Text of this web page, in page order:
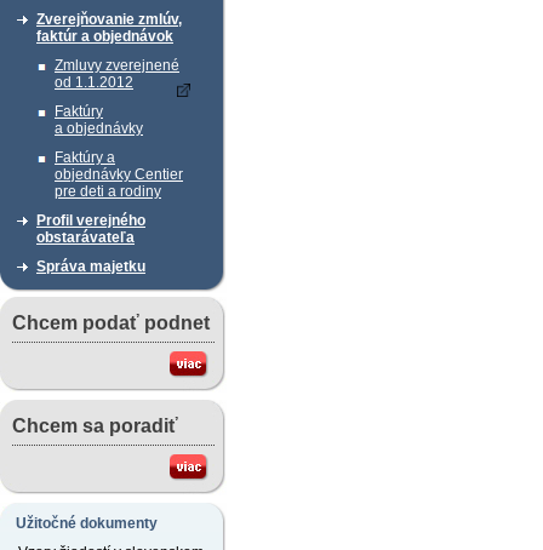
Zverejňovanie zmlúv,
faktúr a objednávok
Zmluvy zverejnené
od 1.1.2012
Faktúry
a objednávky
Faktúry a
objednávky Centier
pre deti a rodiny
Profil verejného
obstarávateľa
Správa majetku
Chcem podať podnet
Chcem sa poradiť
Užitočné dokumenty